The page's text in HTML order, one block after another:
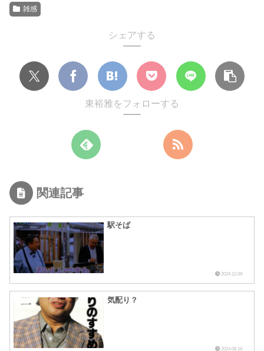
雑感
シェアする
東裕雅をフォローする
関連記事
駅そば
2024.12.09
気配り？
2024.08.18